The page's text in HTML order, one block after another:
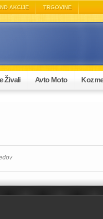
AKCIJE TRGOVINE
Živali Avto Moto